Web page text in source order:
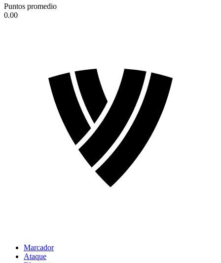
Puntos promedio
0.00
Marcador
Ataque